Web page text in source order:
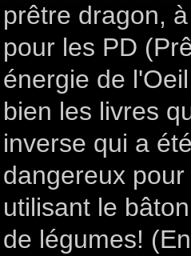
prêtre dragon,
pour les PD
énergie de
bien les livres
inverse qui a
dangereux
utilisant le
de légumes!